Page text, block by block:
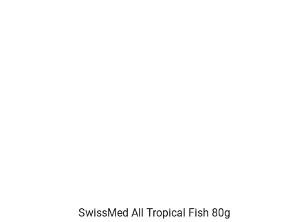
SwissMed All Tropical Fish 80g